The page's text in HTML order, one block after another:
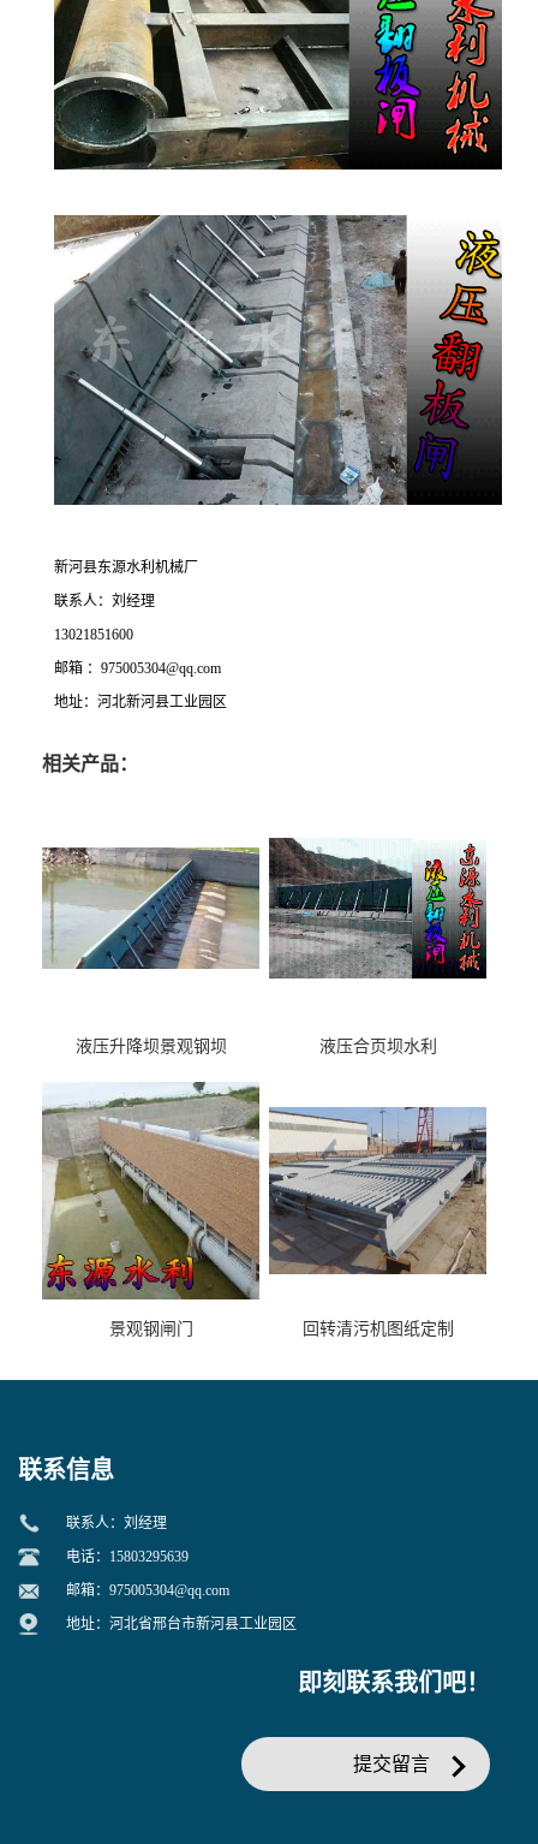
新河县东源水利机械厂
联系人：刘经理
13021851600
邮箱 ：975005304@qq.com
地址：河北新河县工业园区
相关产品：
液压升降坝景观钢坝 液压合页坝水利
景观钢闸门 回转清污机图纸定制
联系信息
联系人：刘经理
电话：15803295639
邮箱： 975005304@qq.com
地址：河北省邢台市新河县工业园区
即刻联系我们吧！
提交留言